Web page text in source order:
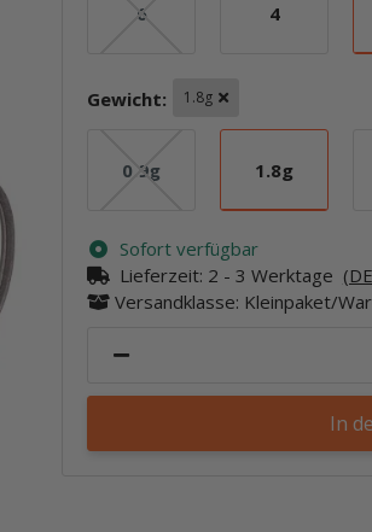
6
6 4
4
Gewicht: 1.8g
0.9g
0.9g 1.8g
1.8g
Sofort verfügbar
Lieferzeit: 2 - 3 Werktage
Versandklasse: Kleinpaket/
In